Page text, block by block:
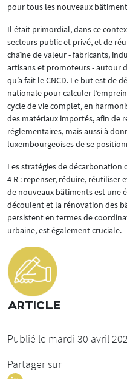
pour tous les nouveaux
Il était primordial, dans ce
secteurs public et privé, et de
chaîne de valeur - fabricants,
artisans et promoteurs - autour
qu’a fait le CNCD. Le but est de
nationale pour calculer
cycle de vie complet, en
des matériaux importés, afin de
réglementaires, mais aussi à
luxembourgeoises de se
Les stratégies de décarbonation
4 R : repenser, réduire, réutiliser
de nouveaux bâtiments est une
découlent et la rénovation des
persistent en termes de
urbaine, est également cruciale.
ARTICLE
Publié le mardi 30 avril
Partager sur